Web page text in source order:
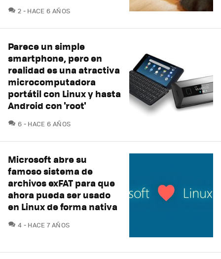
2 COMENTARIOS
HACE 6 AÑOS
Parece un simple
smartphone, pero en
realidad es una atractiva
microcomputadora
portátil con Linux y hasta
Android con 'root'
6 COMENTARIOS
HACE 6 AÑOS
Microsoft abre su
famoso sistema de
archivos exFAT para que
ahora pueda ser usado
en Linux de forma nativa
4 COMENTARIOS
HACE 7 AÑOS